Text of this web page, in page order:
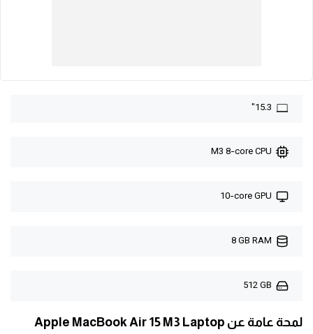
M3 8-core CPU
10-core GPU
8 GB RAM
512 GB
لمحة عامة عن Apple MacBook Air 15 M3 Laptop